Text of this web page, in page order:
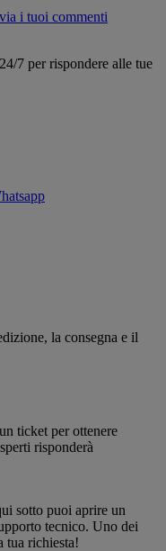
i tuoi commenti
7 per rispondere alle tue
la consegna e il
ticket per ottenere
risponderà
sotto puoi aprire un
tecnico. Uno dei
tua richiesta!